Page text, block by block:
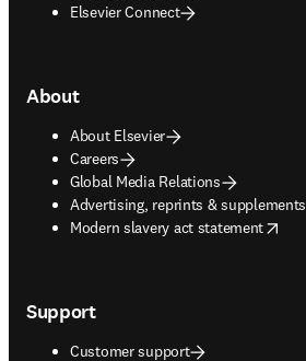
Elsevier Connect
About
About Elsevier
Careers
Global Media Relations
Advertising, reprints & supplements
opens in new tab/window
Modern slavery act statement
opens in new tab/window
Support
Customer support